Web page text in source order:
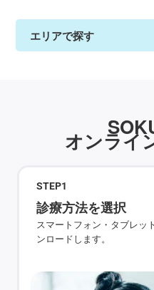
エリアで探す
オンライ
STEP1
診療方法を選択
スマートフォン・タブレッ
ンロードします。